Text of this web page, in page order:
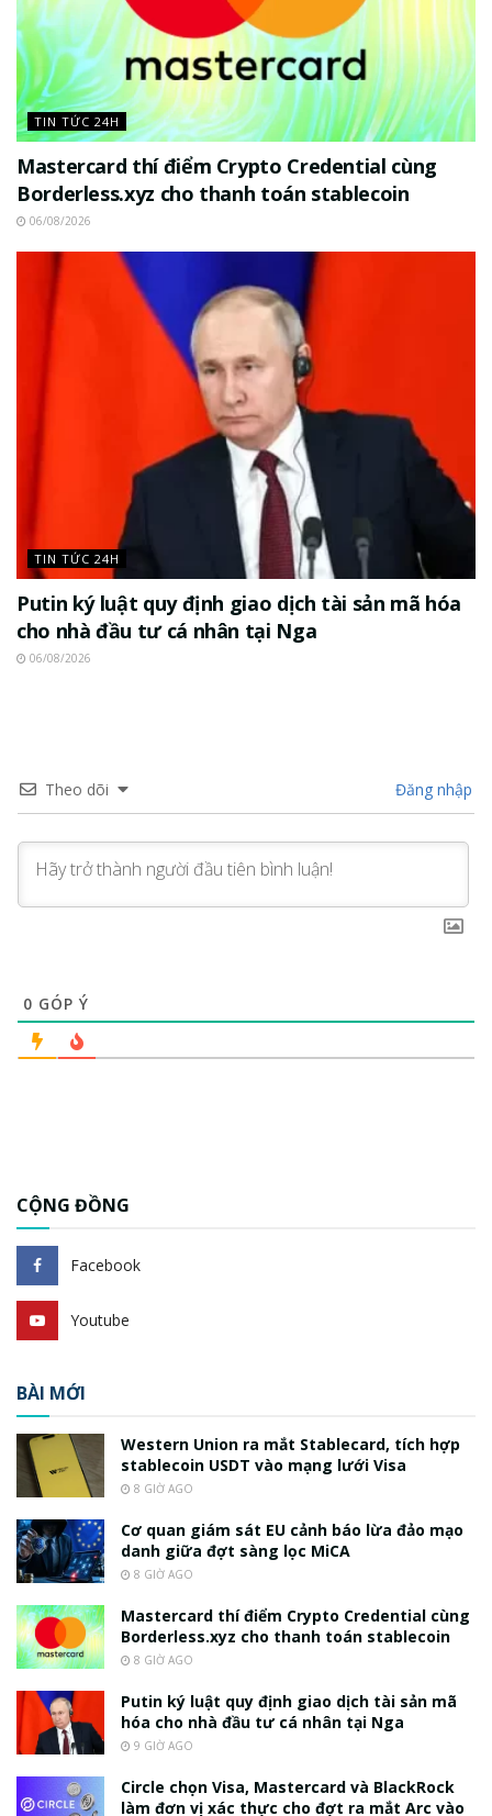
TIN TỨC 24H
Mastercard thí điểm Crypto Credential cùng
Borderless.xyz cho thanh toán stablecoin
06/08/2026
TIN TỨC 24H
Putin ký luật quy định giao dịch tài sản mã hóa
cho nhà đầu tư cá nhân tại Nga
06/08/2026
Theo dõi Đăng nhập
0 GÓP Ý
CỘNG ĐỒNG
Facebook
Youtube
BÀI MỚI
Western Union ra mắt Stablecard, tích hợp
stablecoin USDT vào mạng lưới Visa
8 GIỜ AGO
Cơ quan giám sát EU cảnh báo lừa đảo mạo
danh giữa đợt sàng lọc MiCA
8 GIỜ AGO
Mastercard thí điểm Crypto Credential cùng
Borderless.xyz cho thanh toán stablecoin
8 GIỜ AGO
Putin ký luật quy định giao dịch tài sản mã
hóa cho nhà đầu tư cá nhân tại Nga
9 GIỜ AGO
Circle chọn Visa, Mastercard và BlackRock
làm đơn vị xác thực cho đợt ra mắt Arc vào